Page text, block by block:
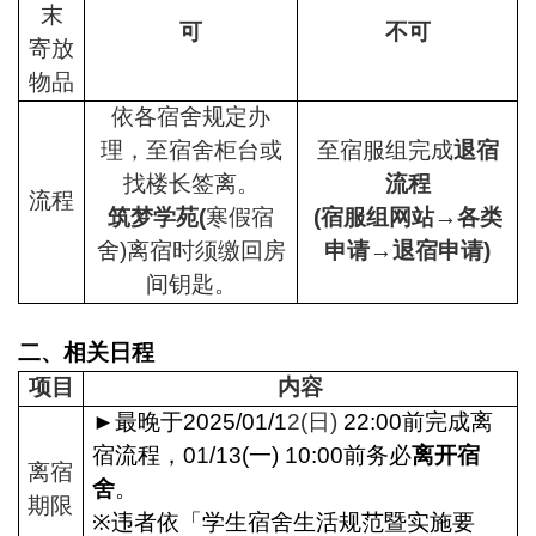
末
寄放
物品
可 不可
流程
依各宿舍规定办
理，至宿舍柜台或
找楼长签离。
筑梦学苑(寒假宿
舍)离宿时须缴回房
间钥匙。
至宿服组完成退宿
流程
(宿服组网站→各类
申请→退宿申请)
二、相关日程
项目
内容
离宿
期限
►最晚于2025/01/12(日) 22:00前完成离
宿流程，01/13(一) 10:00前务必离开宿
舍。
※违者依「学生宿舍生活规范暨实施要